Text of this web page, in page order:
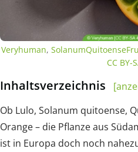
Veryhuman,
CC BY-
Inhaltsverzeichnis
Ob Lulo, Solanum quitoense,
Orange – die Pflanze aus
ist in Europa doch noch